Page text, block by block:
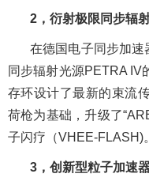
2 ，衍射极限同步辐
在德国电子同步加速
同步辐射光源PETRA IV
存环设计了最新的束流
荷枪为基础，升级了“
子闪疗（VHEE-FLASH)。
3 ，创新型粒子加速